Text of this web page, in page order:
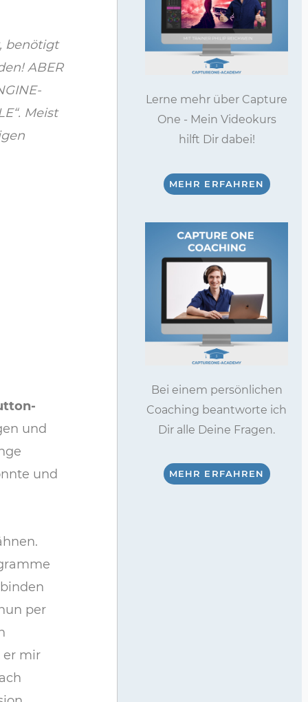
benötigt
ABER
Meist
und
und
per
er mir
Lerne mehr über Capture
One - Mein Videokurs
hilft Dir dabei!
MEHR ERFAHREN
Bei einem persönlichen
Coaching beantworte ich
Dir alle Deine Fragen.
MEHR ERFAHREN